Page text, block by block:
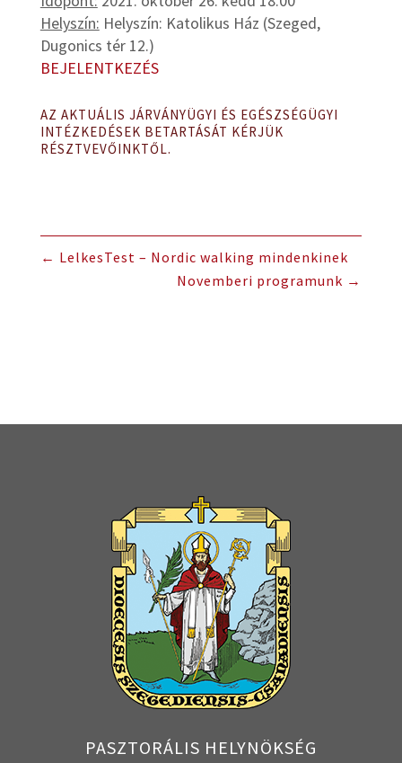
Helyszín: Helyszín: Katolikus Ház (Szeged,
Dugonics tér 12.)
BEJELENTKEZÉS
AZ AKTUÁLIS JÁRVÁNYÜGYI ÉS EGÉSZSÉGÜGYI
INTÉZKEDÉSEK BETARTÁSÁT KÉRJÜK
RÉSZTVEVŐINKTŐL.
← LelkesTest – Nordic walking mindenkinek
Novemberi programunk →
PASZTORÁLIS HELYNÖKSÉG